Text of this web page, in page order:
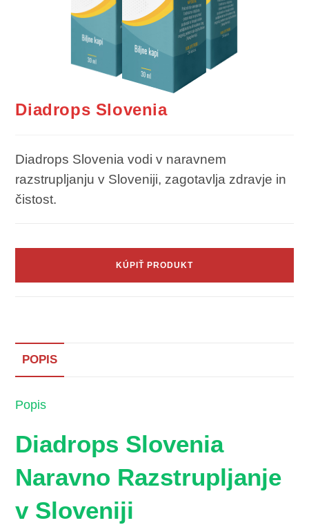
Diadrops Slovenia
Diadrops Slovenia vodi v naravnem
razstrupljanju v Sloveniji, zagotavlja zdravje in
čistost.
KÚPIŤ PRODUKT
POPIS
Popis
Diadrops Slovenia
Naravno Razstrupljanje
v Sloveniji